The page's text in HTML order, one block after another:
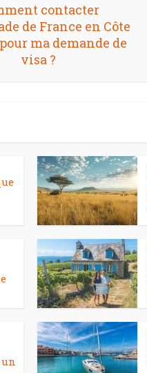
contacter
de France en Côte
ma demande de
visa ?